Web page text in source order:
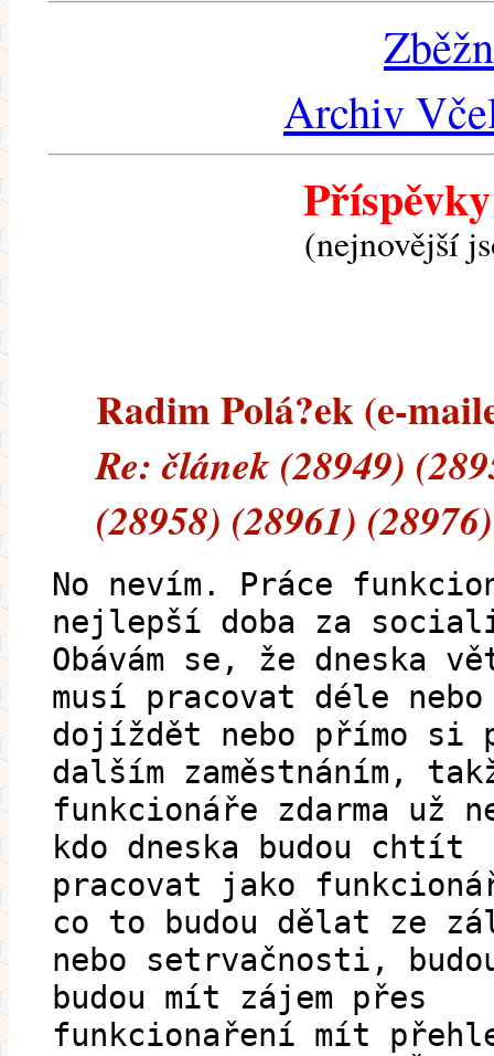
Archiv
(nejnovější
Radim Polá?ek (e-
Re: článek (28949)
(28958) (28961) (28976)
No nevím. Práce
nejlepší doba za
Obávám se, že dneska
musí pracovat déle nebo
dojíždět nebo přímo si
dalším zaměstnáním,
funkcionáře zdarma
kdo dneska budou chtít
pracovat jako
co to budou dělat ze
nebo setrvačnosti,
budou mít zájem přes
funkcionaření mít